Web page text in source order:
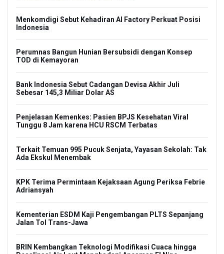
Menkomdigi Sebut Kehadiran AI Factory Perkuat Posisi
Indonesia
Perumnas Bangun Hunian Bersubsidi dengan Konsep
TOD di Kemayoran
Bank Indonesia Sebut Cadangan Devisa Akhir Juli
Sebesar 145,3 Miliar Dolar AS
Penjelasan Kemenkes: Pasien BPJS Kesehatan Viral
Tunggu 8 Jam karena HCU RSCM Terbatas
Terkait Temuan 995 Pucuk Senjata, Yayasan Sekolah: Tak
Ada Ekskul Menembak
KPK Terima Permintaan Kejaksaan Agung Periksa Febrie
Adriansyah
Kementerian ESDM Kaji Pengembangan PLTS Sepanjang
Jalan Tol Trans-Jawa
BRIN Kembangkan Teknologi Modifikasi Cuaca hingga